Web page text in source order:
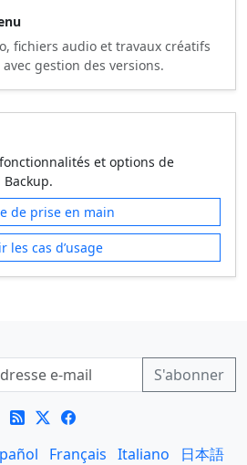
fichiers audio et travaux créatifs
gestion des versions.
et options de
de prise en main
les cas d’usage
Français Italiano
日本語